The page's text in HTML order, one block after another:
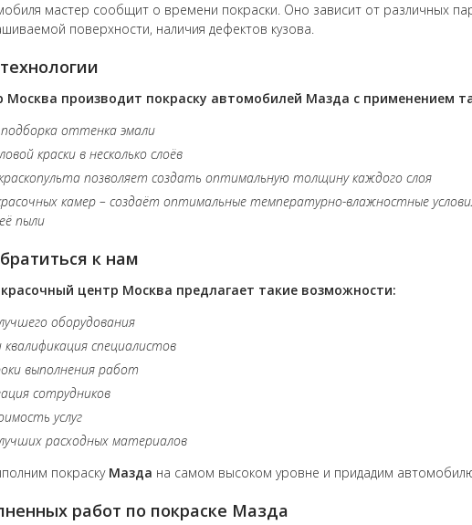
мастер сообщит о времени покраски. Оно зависит от различных
поверхности, наличия дефектов кузова.
Москва производит покраску автомобилей Мазда с применением
оттенка эмали
краски в несколько слоёв
позволяет создать оптимальную толщину каждого слоя
камер – создаёт оптимальные температурно-влажностные
пыли
к нам
центр Москва предлагает такие возможности:
оборудования
специалистов
выполнения работ
сотрудников
услуг
расходных материалов
покраску Мазда на самом высоком уровне и придадим
работ по покраске Мазда